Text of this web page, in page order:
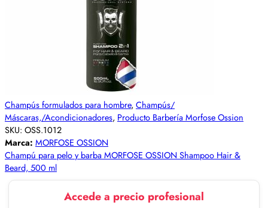
Champús formulados para hombre, Champús/
Máscaras,/Acondicionadores, Producto Barbería Morfose Ossion
SKU: OSS.1012
Marca: MORFOSE OSSION
Champú para pelo y barba MORFOSE OSSION Shampoo Hair &
Beard, 500 ml
Accede a precio profesional